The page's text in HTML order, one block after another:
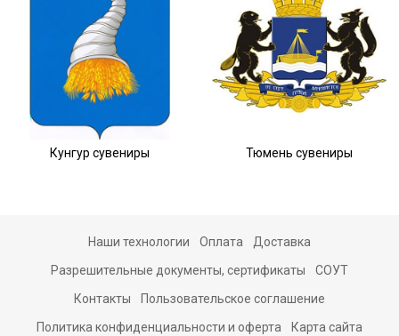
Кунгур сувениры Тюмень сувениры
Наши технологии Оплата Доставка
Разрешительные документы, сертификаты СОУТ
Контакты Пользовательское соглашение
Политика конфиденциальности и оферта Карта сайта